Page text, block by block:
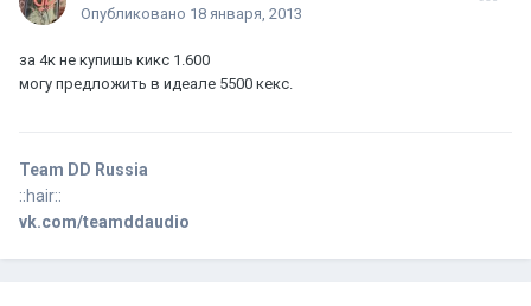
Опубликовано 18 января, 2013
за 4к не купишь кикс 1.600
могу предложить в идеале 5500 кекс.
Team DD Russia
::hair::
vk.com/teamddaudio